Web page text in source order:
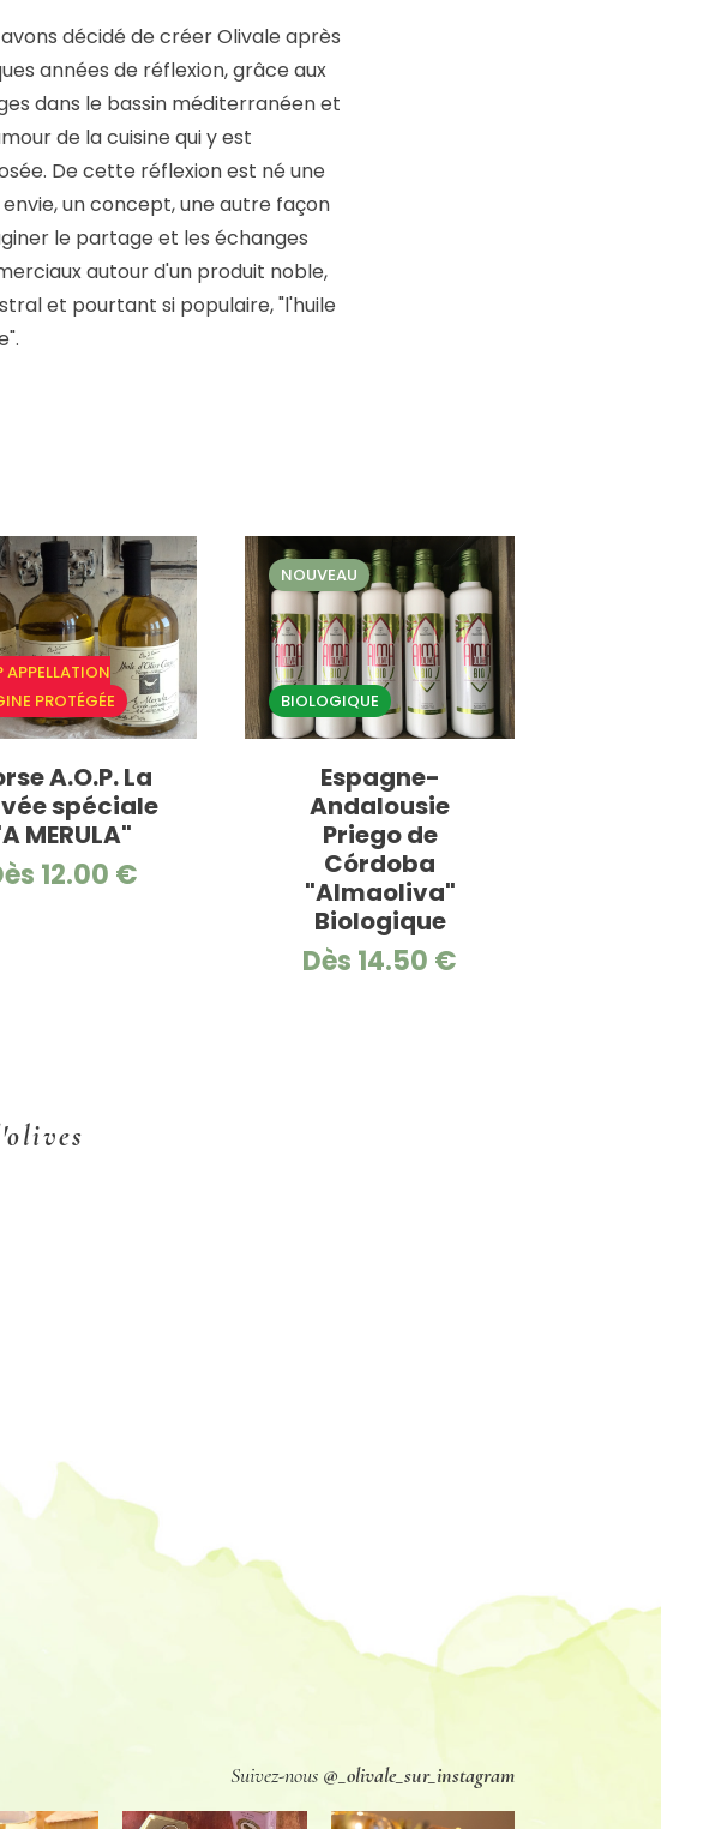
avons décidé de créer Olivale après
années de réflexion, grâce aux
dans le bassin méditerranéen et
de la cuisine qui y est
De cette réflexion est né une
un concept, une autre façon
le partage et les échanges
autour d'un produit noble,
et pourtant si populaire, "l'huile
APPELLATION
PROTÉGÉE
A.O.P. La
spéciale
MERULA"
12.00 €
NOUVEAU
BIOLOGIQUE
Espagne-
Andalousie
Priego de
Córdoba
"Almaoliva"
Biologique
Dès 14.50 €
Suivez-nous @_olivale_sur_instagram